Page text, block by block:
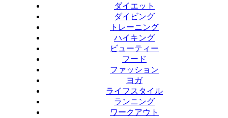
ダイエット
ダイビング
トレーニング
ハイキング
ビューティー
フード
ファッション
ヨガ
ライフスタイル
ランニング
ワークアウト